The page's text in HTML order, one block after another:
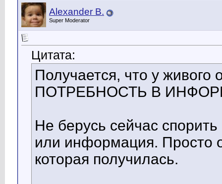
Alexander B.
Super Moderator
Цитата:
Получается, что у живого
ПОТРЕБНОСТЬ В
Не берусь сейчас
или информация. Просто
которая получилась.